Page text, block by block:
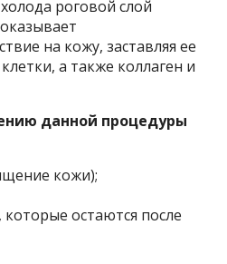
роговой слой
на кожу, заставляя ее
а также коллаген и
данной процедуры
кожи);
остаются после